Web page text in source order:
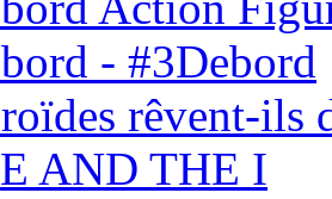
- #3Debord
rêvent-ils
AND THE I